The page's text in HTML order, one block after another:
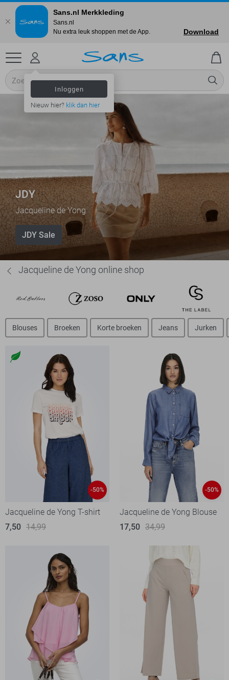
Inloggen
Nieuw hier? klik dan hier
JDY
Jacqueline de Yong
JDY Sale
Jacqueline de Yong online shop
Blouses Broeken Korte broeken Jeans Jurken
-50%
Jacqueline de Yong T-shirt
7,50 14,99
-50%
Jacqueline de Yong Blouse
17,50 34,99
Sans.nl Merkkleding
Sans.nl
Nu extra leuk shoppen met de App.
Download